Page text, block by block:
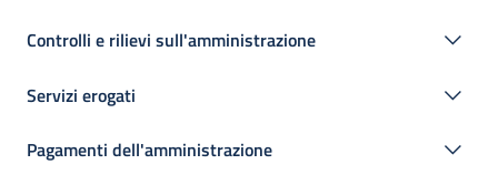
Controlli e rilievi sull'amministrazione
Servizi erogati
Pagamenti dell'amministrazione